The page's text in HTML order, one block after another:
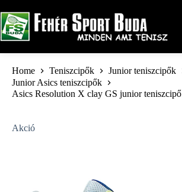
to
content
Home Teniszcipők
Junior teniszcipők
Junior Asics teniszcipők
Asics Resolution X clay GS junior teniszcipő
Akció